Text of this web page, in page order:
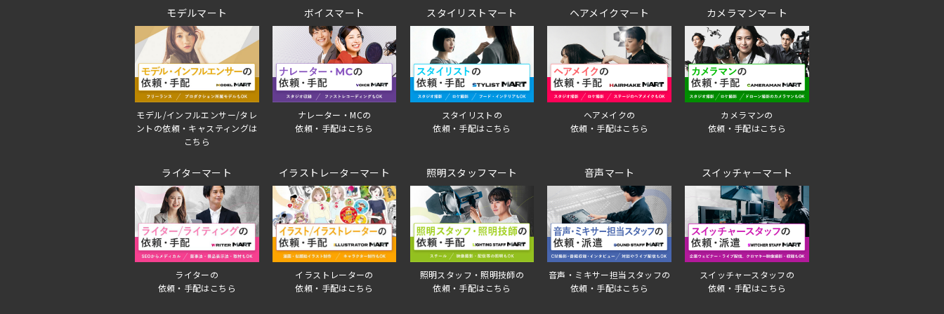
モデルマート
モデル/インフルエンサー/タレ
ントの依頼・キャスティングは
こちら
ボイスマート
ナレーター・MCの
依頼・手配はこちら
スタイリストマート
スタイリストの
依頼・手配はこちら
ヘアメイクマート
ヘアメイクの
依頼・手配はこちら
カメラマンマート
カメラマンの
依頼・手配はこちら
ライターマート
ライターの
依頼・手配はこちら
イラストレーターマート
イラストレーターの
依頼・手配はこちら
照明スタッフマート
照明スタッフ・照明技師の
依頼・手配はこちら
音声マート
音声・ミキサー担当スタッフの
依頼・手配はこちら
スイッチャーマート
スイッチャースタッフの
依頼・手配はこちら